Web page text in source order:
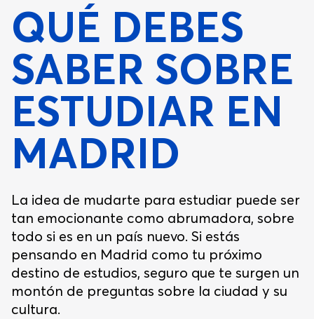
QUÉ DEBES
SABER SOBRE
ESTUDIAR EN
MADRID
La idea de mudarte para estudiar puede ser
tan emocionante como abrumadora, sobre
todo si es en un país nuevo. Si estás
pensando en Madrid como tu próximo
destino de estudios, seguro que te surgen un
montón de preguntas sobre la ciudad y su
cultura.